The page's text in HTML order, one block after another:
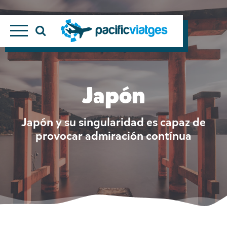
Japón
Japón y su singularidad es capaz de
provocar admiración contínua